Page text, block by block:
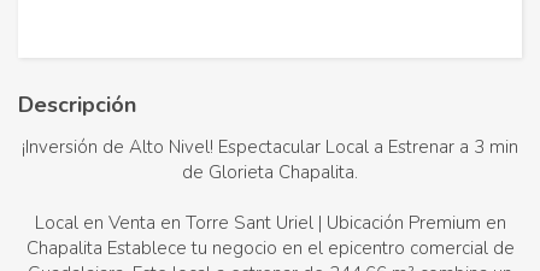
Descripción
¡Inversión de Alto Nivel! Espectacular Local a Estrenar a 3 min
de Glorieta Chapalita.
Local en Venta en Torre Sant Uriel | Ubicación Premium en
Chapalita Establece tu negocio en el epicentro comercial de